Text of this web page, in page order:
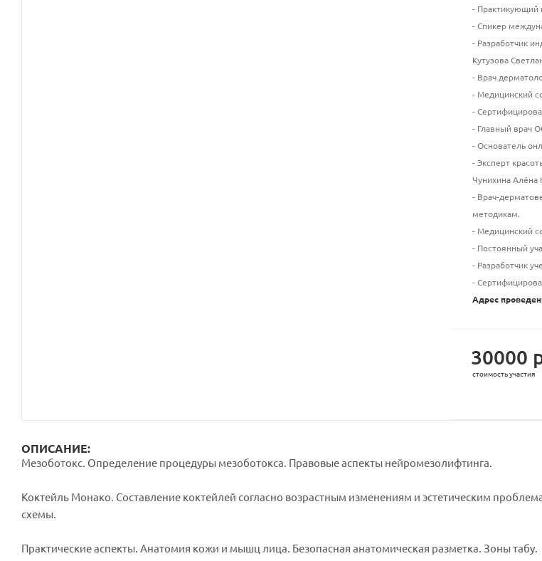
- Практикующий
- Спикер
- Разработчик
Кутузова
- Врач
- Медицинский
-
- Главный врач
- Основатель
- Эксперт
Чунихина Алёна
- Врач-
методикам.
- Медицинский
- Постоянный
- Разработчик
-
Адрес
30000
стоимость участия
ОПИСАНИЕ:
Мезоботокс. Определение процедуры мезоботокса. Правовые аспекты нейромезолифтинга.
Коктейль Монако. Составление коктейлей согласно возрастным изменениям и эстетическим
схемы.
Практические аспекты. Анатомия кожи и мышц лица. Безопасная анатомическая разметка. Зоны табу.